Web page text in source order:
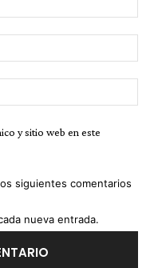
y sitio web en este
siguientes comentarios
nueva entrada.